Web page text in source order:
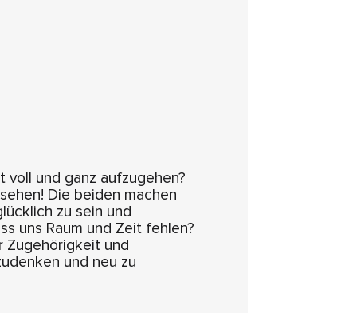
voll und ganz aufzugehen?
Die beiden machen
zu sein und
uns Raum und Zeit fehlen?
Zugehörigkeit und
und neu zu